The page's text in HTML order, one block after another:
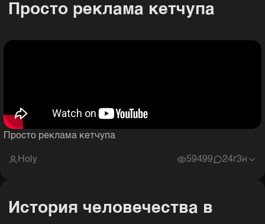
Просто реклама кетчупа
Просто реклама кетчупа
Holy 59499 24г3н
История человечества в